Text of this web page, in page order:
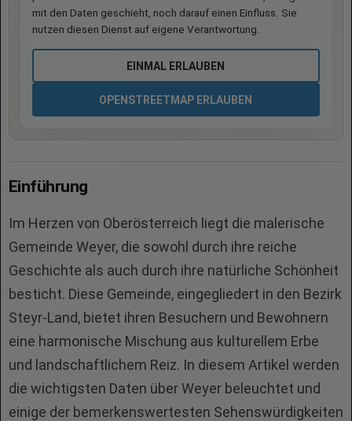
mit den Daten geschieht, noch darauf einen Einfluss. Sie
nutzen diesen Dienst auf eigene Verantwortung.
EINMAL ERLAUBEN
OPENSTREETMAP ERLAUBEN
Einführung
Im Herzen von Oberösterreich liegt die malerische
Gemeinde Weyer, die sowohl durch ihre reiche
Geschichte als auch durch ihre natürliche Schönheit
besticht. Diese Gemeinde, eingegliedert in den Bezirk
Steyr-Land, bietet ihren Besuchern und Bewohnern
eine harmonische Mischung aus kulturellem Erbe
und landschaftlichem Reiz. In diesem Artikel werden
die wichtigsten Daten über Weyer beleuchtet und
einige der bemerkenswertesten Sehenswürdigkeiten